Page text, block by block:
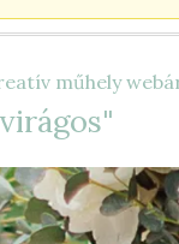
műhely